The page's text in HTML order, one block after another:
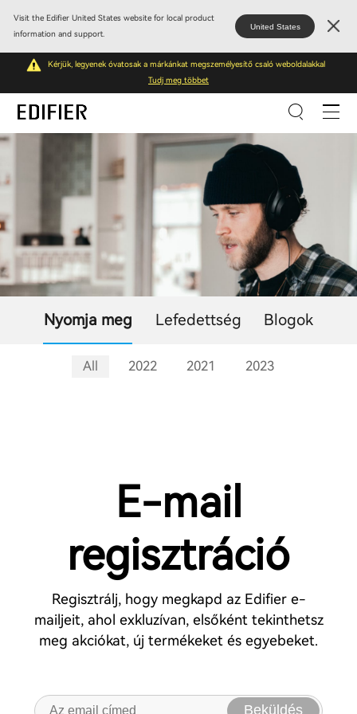
Visit the Edifier United States website for local product
information and support.
United States
Kérjük, legyenek óvatosak a márkánkat megszemélyesítő csaló weboldalakkal
Tudj meg többet
Nyomja meg Lefedettség Blogok
All 2022 2021 2023
E-mail
regisztráció
Regisztrálj, hogy megkapd az Edifier e-
mailjeit, ahol exkluzívan, elsőként tekinthetsz
meg akciókat, új termékeket és egyebeket.
Beküldés